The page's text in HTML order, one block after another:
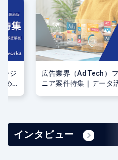
ンジ
め
広告業界（AdTech）
ニア案件特集｜データ
インタビュー